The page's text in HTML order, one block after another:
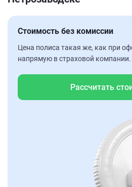
Стоимость без комиссии
Цена полиса такая же, как при
напрямую в страховой компании.
Рассчитать